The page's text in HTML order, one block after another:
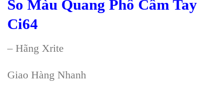
So Màu Quang Phổ Cầm Tay
Ci64
– Hãng Xrite
Giao Hàng Nhanh